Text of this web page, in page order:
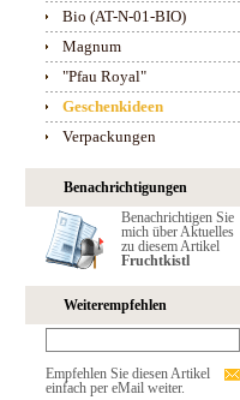
Bio (AT-N-01-BIO)
Magnum
"Pfau Royal"
Geschenkideen
Verpackungen
Benachrichtigungen
Benachrichtigen Sie
mich über Aktuelles
zu diesem Artikel
Fruchtkistl
Weiterempfehlen
Empfehlen Sie diesen Artikel
einfach per eMail weiter.